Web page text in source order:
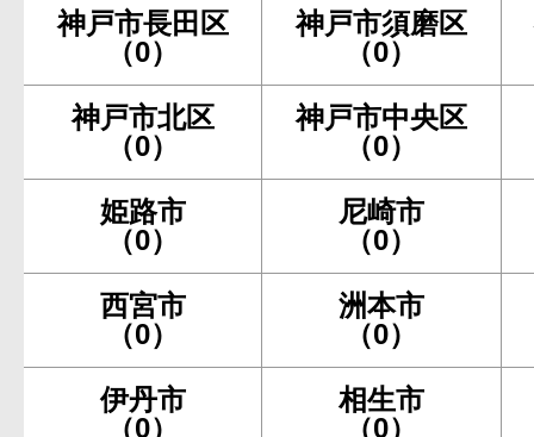
神戸市長田区
（0）
神戸市須磨区
（0）
神戸市北区
（0）
神戸市中央区
（0）
姫路市
（0）
尼崎市
（0）
西宮市
（0）
洲本市
（0）
伊丹市
（0）
相生市
（0）